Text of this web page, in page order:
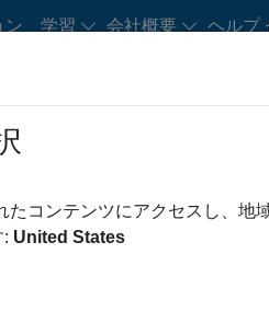
ン 学習 会社概要 ヘルプ
や学術研究での利用な
たコンテンツにアクセスし、
: United States